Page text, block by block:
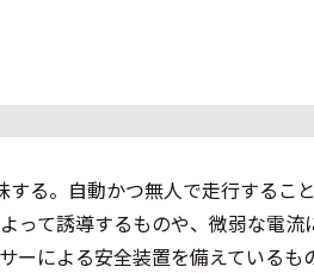
る。自動かつ無人で走行するこ
って誘導するものや、微弱な電流
ーによる安全装置を備えているも